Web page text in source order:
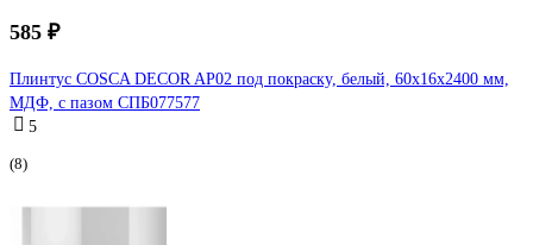
585 ₽
Плинтус COSCA DECOR AP02 под покраску, белый, 60x16x2400 мм,
МДФ, с пазом СПБ077577
5
(8)